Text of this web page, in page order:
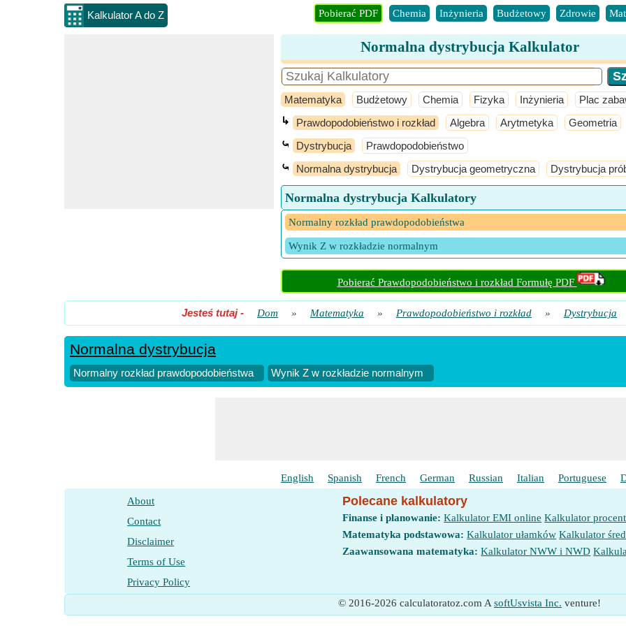
Kalkulator A do Z Pobierać PDF Chemia Inżynieria Budżetowy Zdrowie
Normalna dystrybucja Kalkulator
Matematyka Budżetowy Chemia Fizyka Inżynieria Plac
↳ Prawdopodobieństwo i rozkład Algebra Arytmetyka Geometria
⤿ Dystrybucja Prawdopodobieństwo
⤿ Normalna dystrybucja Dystrybucja geometryczna Dystrybucja
Normalna dystrybucja Kalkulatory
Normalny rozkład prawdopodobieństwa
Wynik Z w rozkładzie normalnym
Pobierać Prawdopodobieństwo i rozkład Formułę PDF
Jesteś tutaj- Dom » Matematyka » Prawdopodobieństwo i rozkład » Dystrybucja
Normalna dystrybucja
Normalny rozkład prawdopodobieństwa Wynik Z w rozkładzie normalnym
English Spanish French German Russian Italian Portuguese
About
Contact
Disclaimer
Terms of Use
Privacy Policy
Polecane kalkulatory
Finanse i planowanie: Kalkulator EMI online Kalkulator
Matematyka podstawowa: Kalkulator ułamków Kalkulator
Zaawansowana matematyka: Kalkulator NWW i NWD
© 2016-2026 calculatoratoz.com A softUsvista Inc. venture!